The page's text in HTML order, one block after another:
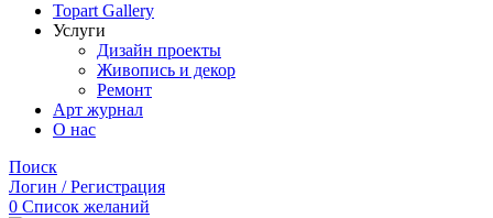
Topart Gallery
Услуги
Дизайн проекты
Живопись и декор
Ремонт
Арт журнал
О нас
Поиск
Логин / Регистрация
0 Список желаний